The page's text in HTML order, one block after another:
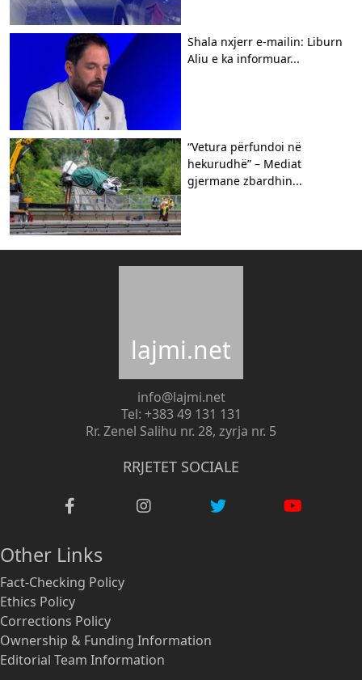
Shala nxjerr e-mailin: Liburn
Aliu e ka informuar...
“Vetura përfundoi në
hekurudhë” – Mediat
gjermane zbardhin...
lajmi.net
info@lajmi.net
Tel: +383 49 131 131
Rr. Zenel Salihu nr. 28, zyrja nr. 5
RRJETET SOCIALE
Other Links
Fact-Checking Policy
Ethics Policy
Corrections Policy
Ownership & Funding Information
Editorial Team Information